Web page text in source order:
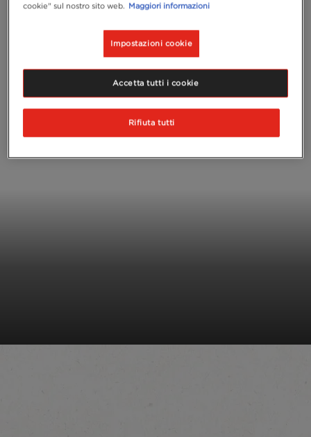
cookie" sul nostro sito web. Maggiori informazioni
Impostazioni cookie
Rifiuta tutti
Accetta tutti i cookie